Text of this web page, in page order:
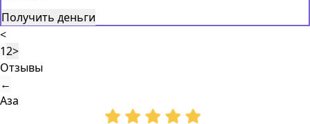
Получить деньги
<
12>
Отзывы
←
Аза